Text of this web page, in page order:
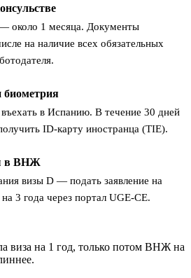
около 1 месяца. Документы
на наличие всех обязательных
биометрия
в Испанию. В течение 30 дней
ID-карту иностранца (TIE).
в ВНЖ
визы D — подать заявление на
3 года через портал UGE-CE.
виза на 1 год, только потом ВНЖ на